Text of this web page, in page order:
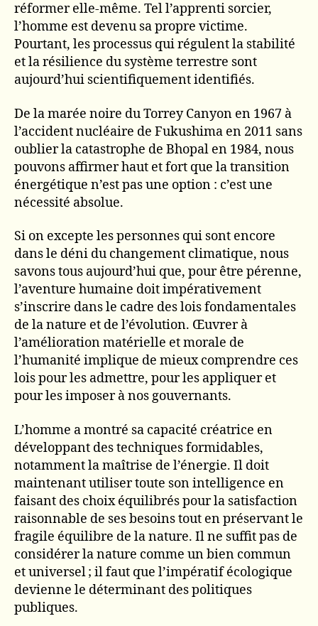
réformer elle-même. Tel l’apprenti sorcier,
l’homme est devenu sa propre victime.
Pourtant, les processus qui régulent la stabilité
et la résilience du système terrestre sont
aujourd’hui scientifiquement identifiés.
De la marée noire du Torrey Canyon en 1967 à
l’accident nucléaire de Fukushima en 2011 sans
oublier la catastrophe de Bhopal en 1984, nous
pouvons affirmer haut et fort que la transition
énergétique n’est pas une option : c’est une
nécessité absolue.
Si on excepte les personnes qui sont encore
dans le déni du changement climatique, nous
savons tous aujourd’hui que, pour être pérenne,
l’aventure humaine doit impérativement
s’inscrire dans le cadre des lois fondamentales
de la nature et de l’évolution. Œuvrer à
l’amélioration matérielle et morale de
l’humanité implique de mieux comprendre ces
lois pour les admettre, pour les appliquer et
pour les imposer à nos gouvernants.
L’homme a montré sa capacité créatrice en
développant des techniques formidables,
notamment la maîtrise de l’énergie. Il doit
maintenant utiliser toute son intelligence en
faisant des choix équilibrés pour la satisfaction
raisonnable de ses besoins tout en préservant le
fragile équilibre de la nature. Il ne suffit pas de
considérer la nature comme un bien commun
et universel ; il faut que l’impératif écologique
devienne le déterminant des politiques
publiques.